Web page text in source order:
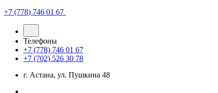
+7 (778) 746 01 67
Телефоны
+7 (778) 746 01 67
+7 (702) 526 30 78
г. Астана, ул. Пушкина 48